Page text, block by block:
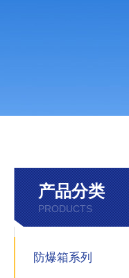
产品分类
PRODUCTS
防爆箱系列